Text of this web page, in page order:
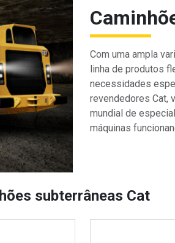
Com uma ampla
linha de produtos
necessidades
revendedores Cat,
mundial de
máquinas
subterrâneas Cat